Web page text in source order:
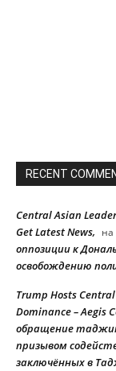
RECENT
Central Asian
Get Latest News, на
оппозиции к
освобождению
Trump Hosts
Dominance – Aegis
обращение
призывом
заключённых в